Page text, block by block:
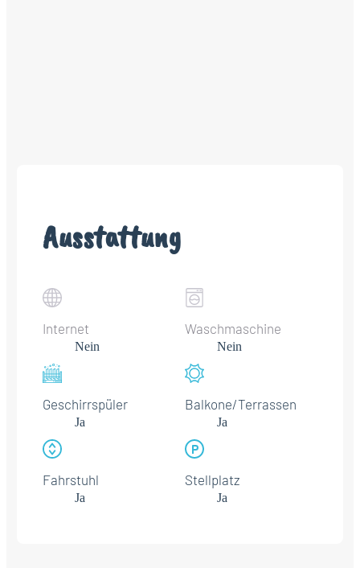
Ausstattung
Internet
Nein
Waschmaschine
Nein
Geschirrspüler
Ja
Balkone/Terrassen
Ja
Fahrstuhl
Ja
Stellplatz
Ja